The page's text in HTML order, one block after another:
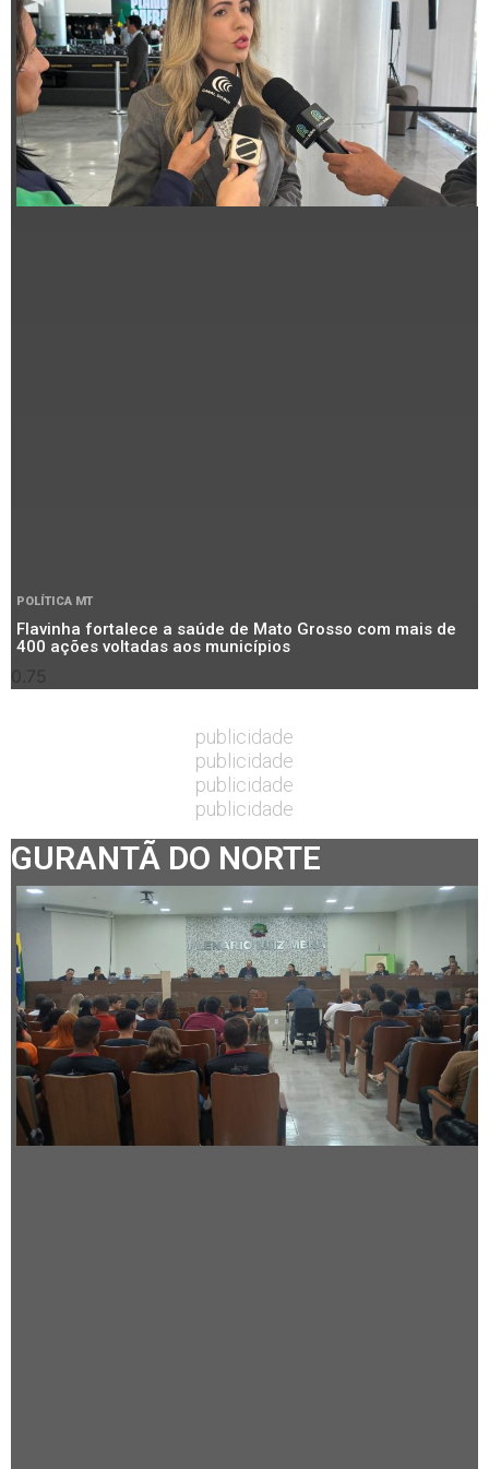
POLÍTICA MT
Flavinha fortalece a saúde de Mato Grosso com mais de
400 ações voltadas aos municípios
publicidade
publicidade
publicidade
publicidade
GURANTÃ DO NORTE